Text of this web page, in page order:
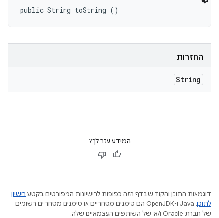
public String toString ()
החזרות
String
המידע עזר לך?
דוגמאות התוכן והקוד שבדף הזה כפופות לרישיונות המפורטים בקטע רישיון
לתוכן
.‏ Java ו-OpenJDK הם סימנים מסחריים או סימנים מסחריים רשומים
של חברת Oracle ו/או של השותפים העצמאיים שלה.